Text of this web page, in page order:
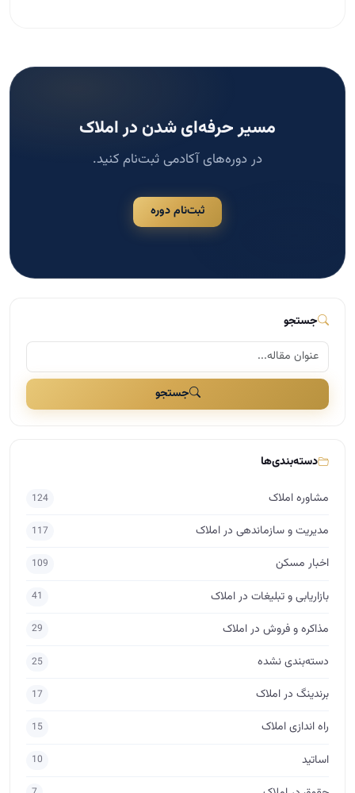
مسیر حرفه‌ای شدن در املاک
در دوره‌های آکادمی ثبت‌نام کنید.
ثبت‌نام دوره
جستجو
جستجو
دسته‌بندی‌ها
مشاوره املاک 124
مدیریت و سازماندهی در املاک 117
اخبار مسکن 109
بازاریابی و تبلیغات در املاک 41
مذاکره و فروش در املاک 29
دسته‌بندی نشده 25
برندینگ در املاک 17
راه اندازی املاک 15
اساتید 10